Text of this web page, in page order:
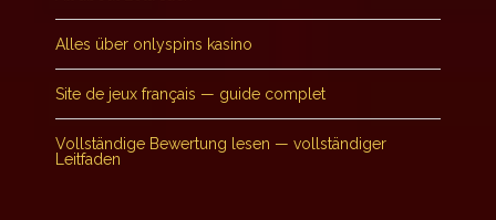
Alles über onlyspins kasino
Site de jeux français — guide complet
Vollständige Bewertung lesen — vollständiger
Leitfaden